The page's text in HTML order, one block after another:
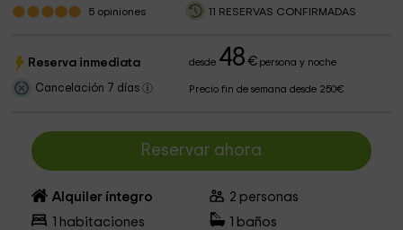
5 opiniones 11 RESERVAS CONFIRMADAS
Reserva inmediata desde 48 €persona y noche
Cancelación 7 días Precio fin de semana desde 250€
Reservar ahora
Alquiler íntegro 2 personas
habitaciones baños